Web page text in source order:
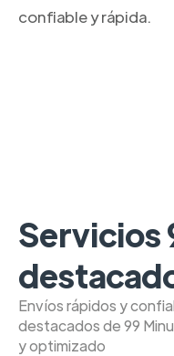
confiable y rápida.
Servicios
Envíos rápidos y
destacados de 99
y optimizado